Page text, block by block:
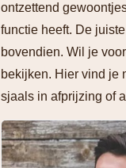
ontzettend
functie heeft. De
bovendien. Wil je
bekijken. Hier vind je
sjaals in afprijzing of